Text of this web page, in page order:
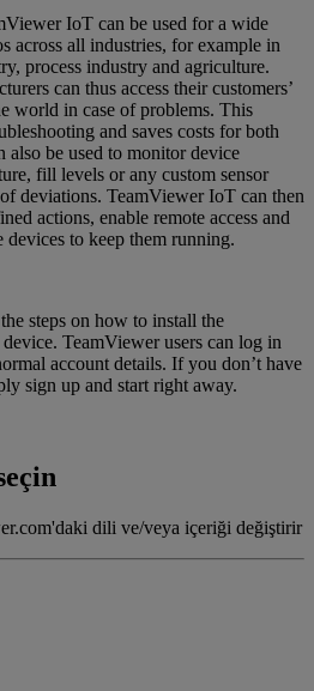
IoT can be used for a wide
across all industries, for example in
process industry and agriculture.
can thus access their customers’
world in case of problems. This
and saves costs for both
also be used to monitor device
fill levels or any custom sensor
deviations. TeamViewer IoT can then
actions, enable remote access and
devices to keep them running.
steps on how to install the
TeamViewer users can log in
account details. If you don’t have
sign up and start right away.
dili ve/veya içeriği değiştirir